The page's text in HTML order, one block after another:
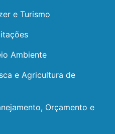
e Turismo
Ambiente
e Agricultura de
Orçamento e